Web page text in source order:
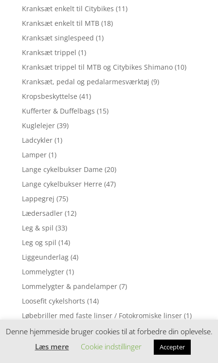
Kranksæt enkelt til Citybikes (11)
Kranksæt enkelt til MTB (18)
Kranksæt singlespeed (1)
Kranksæt trippel (1)
Kranksæt trippel til MTB og Citybikes Shimano (10)
Kranksæt, pedal og pedalarmesværktøj (9)
Kropsbeskyttelse (41)
Kufferter & Duffelbags (15)
Kuglelejer (39)
Ladcykler (1)
Lamper (1)
Lange cykelbukser Dame (20)
Lange cykelbukser Herre (47)
Lappegrej (75)
Lædersadler (12)
Leg & spil (33)
Leg og spil (14)
Liggeunderlag (4)
Lommelygter (1)
Lommelygter & pandelamper (7)
Loosefit cykelshorts (14)
Løbebriller med faste linser / Fotokromiske linser (1)
Løbebriller med styrke (2)
Løbecykel (31)
Denne hjemmeside bruger cookies til at forbedre din oplevelse.
Læs mere
Cookie indstillinger Accepter